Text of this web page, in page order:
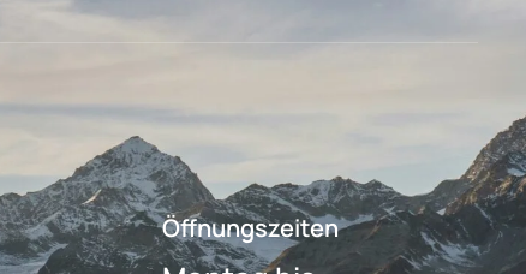
Öffnungszeiten